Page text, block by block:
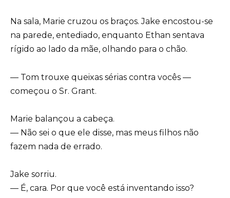
Na sala, Marie cruzou os braços. Jake encostou-se
na parede, entediado, enquanto Ethan sentava
rígido ao lado da mãe, olhando para o chão.
— Tom trouxe queixas sérias contra vocês —
começou o Sr. Grant.
Marie balançou a cabeça.
— Não sei o que ele disse, mas meus filhos não
fazem nada de errado.
Jake sorriu.
— É, cara. Por que você está inventando isso?